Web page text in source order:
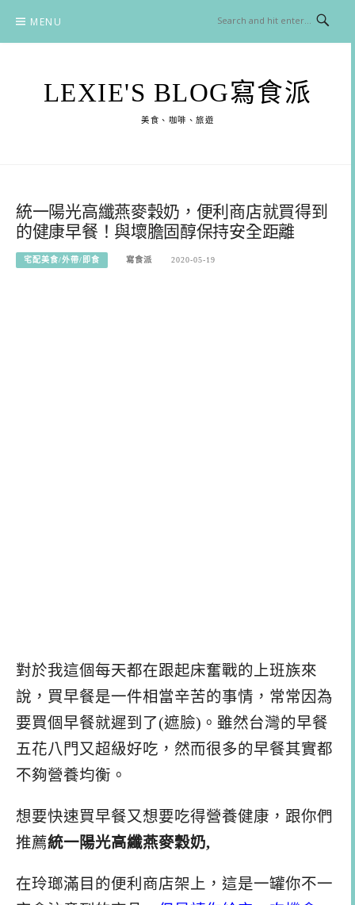
content
MENU
LEXIE'S BLOG寫食派
美食、咖啡、旅遊
統一陽光高纖燕麥穀奶，便利商店就買得到
的健康早餐！與壞膽固醇保持安全距離
宅配美食/外帶/即食 寫食派 2020-05-19
對於我這個每天都在跟起床奮戰的上班族來
說，買早餐是一件相當辛苦的事情，常常因為
要買個早餐就遲到了(遮臉)。雖然台灣的早餐
五花八門又超級好吃，然而很多的早餐其實都
不夠營養均衡。
想要快速買早餐又想要吃得營養健康，跟你們
推薦統一陽光高纖燕麥穀奶,
在玲瑯滿目的便利商店架上，這是一罐你不一